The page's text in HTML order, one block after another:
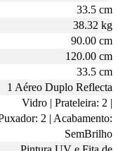
33.5 cm
38.32 kg
90.00 cm
120.00 cm
33.5 cm
1 Aéreo Duplo Reflecta
Vidro | Prateleira: 2 |
2 | Acabamento:
SemBrilho